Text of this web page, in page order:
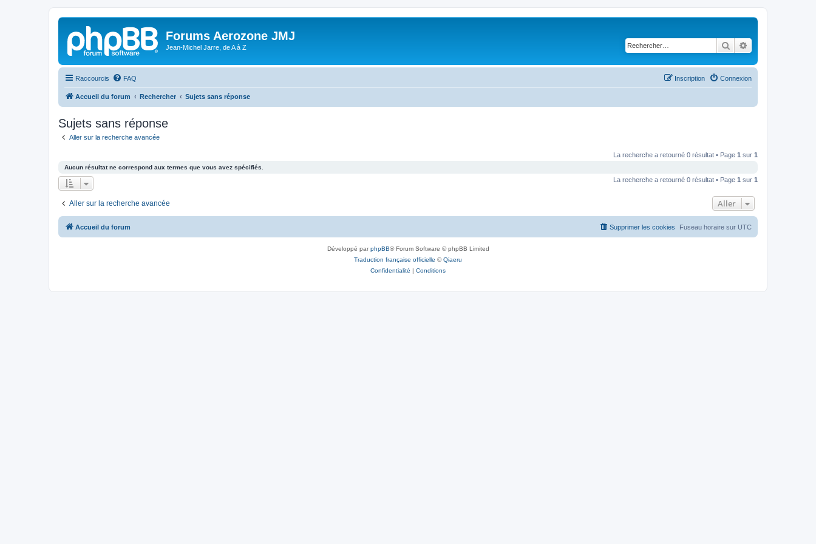
Forums Aerozone JMJ
Jean-Michel Jarre, de A à Z Rechercher
Raccourcis FAQ Connexion
Inscription
Accueil du forum Rechercher Sujets sans réponse
Sujets sans réponse
Aller sur la recherche avancée
La recherche a retourné 0 résultat • Page 1 sur 1
Aucun résultat ne correspond aux termes que vous avez spécifiés.
La recherche a retourné 0 résultat • Page 1 sur 1
Aller sur la recherche avancée Aller
Accueil du forum Fuseau horaire sur UTC
Supprimer les cookies
Développé parphpBB® Forum Software © phpBB Limited
Traduction française officielle ©Qiaeru
Confidentialité | Conditions